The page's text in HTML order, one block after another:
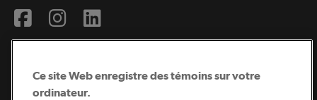
Ce site Web enregistre des témoins sur votre
ordinateur.